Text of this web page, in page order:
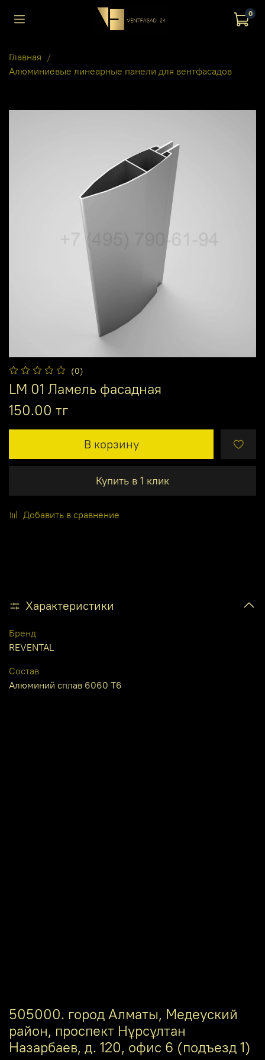
0
Главная
Алюминиевые линеарные панели для вентфасадов
(0)
LM 01 Ламель фасадная
150.00 тг
В корзину
Купить в 1 клик
Добавить в сравнение
Характеристики
Бренд
REVENTAL
Состав
Алюминий сплав 6060 Т6
505000. город Алматы, Медеуский
район, проспект Нұрсұлтан
Назарбаев, д. 120, офис 6 (подъезд 1)